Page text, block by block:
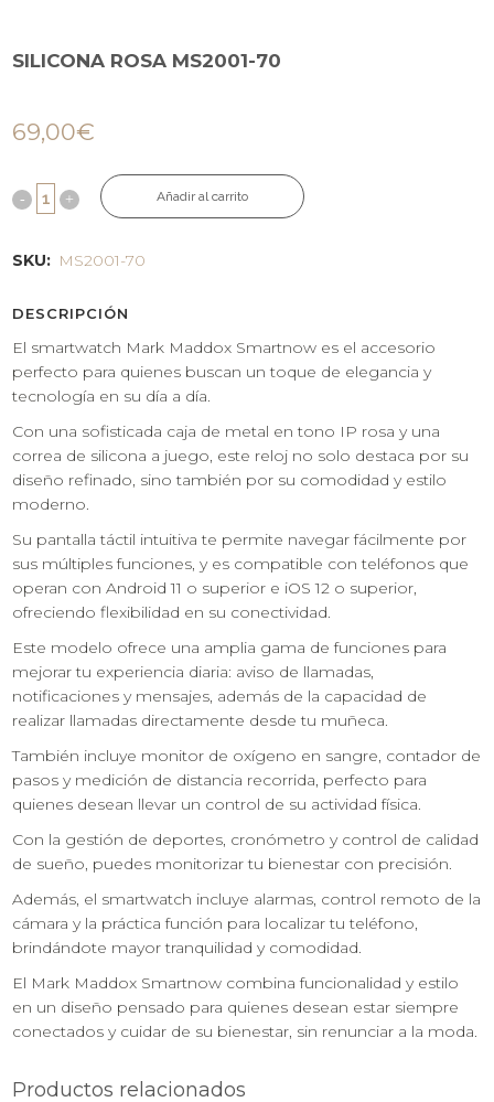
SILICONA ROSA MS2001-70
69,00€
Añadir al carrito
SKU: MS2001-70
DESCRIPCIÓN
El smartwatch Mark Maddox Smartnow es el accesorio
perfecto para quienes buscan un toque de elegancia y
tecnología en su día a día.
Con una sofisticada caja de metal en tono IP rosa y una
correa de silicona a juego, este reloj no solo destaca por su
diseño refinado, sino también por su comodidad y estilo
moderno.
Su pantalla táctil intuitiva te permite navegar fácilmente por
sus múltiples funciones, y es compatible con teléfonos que
operan con Android 11 o superior e iOS 12 o superior,
ofreciendo flexibilidad en su conectividad.
Este modelo ofrece una amplia gama de funciones para
mejorar tu experiencia diaria: aviso de llamadas,
notificaciones y mensajes, además de la capacidad de
realizar llamadas directamente desde tu muñeca.
También incluye monitor de oxígeno en sangre, contador de
pasos y medición de distancia recorrida, perfecto para
quienes desean llevar un control de su actividad física.
Con la gestión de deportes, cronómetro y control de calidad
de sueño, puedes monitorizar tu bienestar con precisión.
Además, el smartwatch incluye alarmas, control remoto de la
cámara y la práctica función para localizar tu teléfono,
brindándote mayor tranquilidad y comodidad.
El Mark Maddox Smartnow combina funcionalidad y estilo
en un diseño pensado para quienes desean estar siempre
conectados y cuidar de su bienestar, sin renunciar a la moda.
Productos relacionados